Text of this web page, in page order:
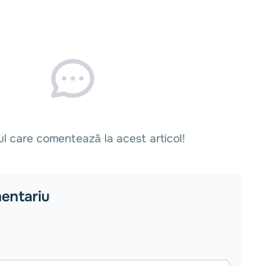
care comentează la acest articol!